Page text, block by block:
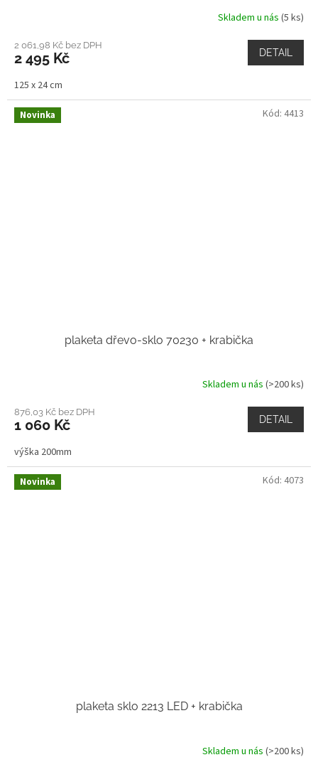
Skladem u nás (5 ks)
2 061,98 Kč bez DPH
2 495 Kč DETAIL
125 x 24 cm
Novinka
plaketa dřevo-sklo 70230 + krabička
Skladem u nás (>200 ks)
876,03 Kč bez DPH
1 060 Kč DETAIL
výška 200mm
Kód: 4413
Novinka
plaketa sklo 2213 LED + krabička
Skladem u nás (>200 ks)
Kód: 4073